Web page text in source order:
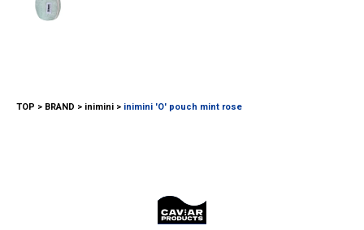
TOP BRAND inimini inimini 'O' pouch mint rose